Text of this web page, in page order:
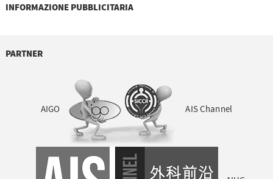
INFORMAZIONE PUBBLICITARIA
PARTNER
AIGO AIS Channel